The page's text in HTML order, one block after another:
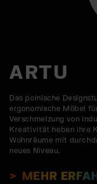
ARTU
Das polnische
ergonomische Möbel
Verschmelzung von
Kreativität heben ihre
Wohnräume mit
neues Niveau.
MEHR